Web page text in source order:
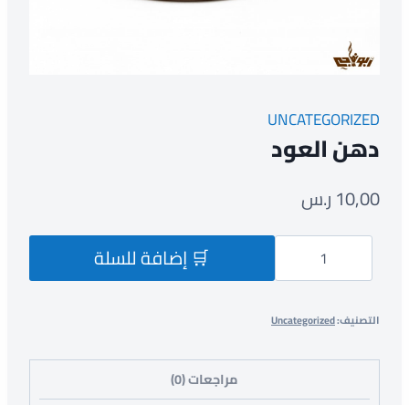
UNCATEGORIZED
دهن العود
10,00ر.س
🛒 إضافة للسلة
التصنيف:Uncategorized
مراجعات (0)